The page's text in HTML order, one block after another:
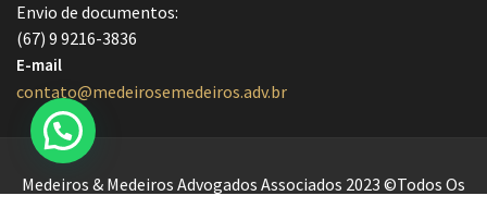
Envio de documentos:
(67) 9 9216-3836
E-mail
contato@medeirosemedeiros.adv.br
Medeiros & Medeiros Advogados Associados 2023 ©Todos Os